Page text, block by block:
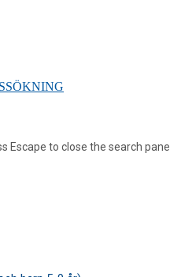
Escape to close the search panel.